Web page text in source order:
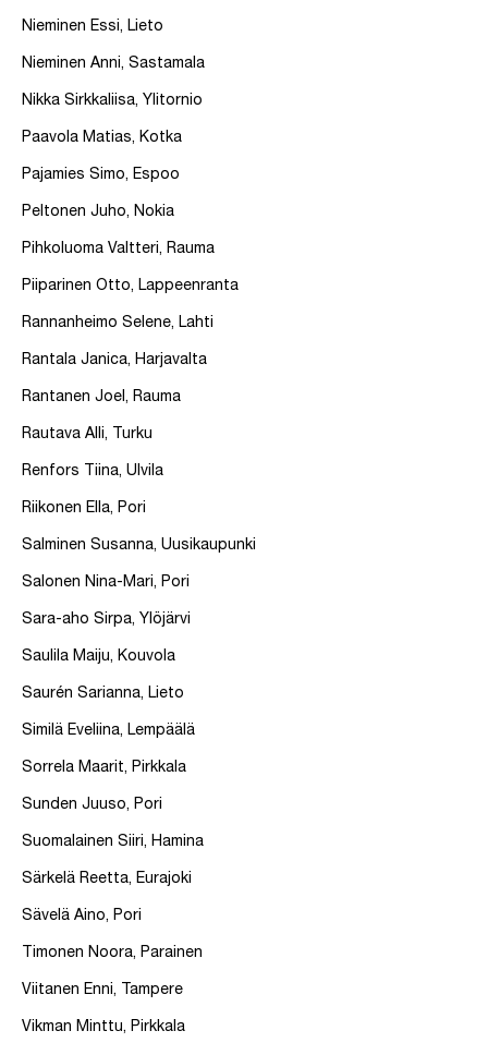
Nieminen Essi, Lieto
Nieminen Anni, Sastamala
Nikka Sirkkaliisa, Ylitornio
Paavola Matias, Kotka
Pajamies Simo, Espoo
Peltonen Juho, Nokia
Pihkoluoma Valtteri, Rauma
Piiparinen Otto, Lappeenranta
Rannanheimo Selene, Lahti
Rantala Janica, Harjavalta
Rantanen Joel, Rauma
Rautava Alli, Turku
Renfors Tiina, Ulvila
Riikonen Ella, Pori
Salminen Susanna, Uusikaupunki
Salonen Nina-Mari, Pori
Sara-aho Sirpa, Ylöjärvi
Saulila Maiju, Kouvola
Saurén Sarianna, Lieto
Similä Eveliina, Lempäälä
Sorrela Maarit, Pirkkala
Sunden Juuso, Pori
Suomalainen Siiri, Hamina
Särkelä Reetta, Eurajoki
Sävelä Aino, Pori
Timonen Noora, Parainen
Viitanen Enni, Tampere
Vikman Minttu, Pirkkala